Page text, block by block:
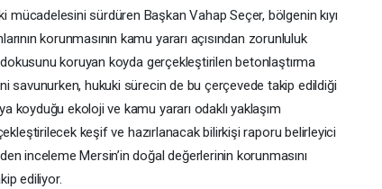
mücadelesini sürdüren Başkan Vahap Seçer, bölgenin kıyı
korunmasının kamu yararı açısından zorunluluk
dokusunu koruyan koyda gerçekleştirilen betonlaştırma
savunurken, hukuki sürecin de bu çerçevede takip edildiği
koyduğu ekoloji ve kamu yararı odaklı yaklaşım
keşif ve hazırlanacak bilirkişi raporu belirleyici
inceleme Mersin’in doğal değerlerinin korunmasını
ediliyor.